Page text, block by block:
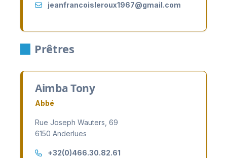
jeanfrancoisleroux1967@gmail.com
Prêtres
Aimba Tony
Abbé
Rue Joseph Wauters, 69
6150 Anderlues
+32(0)466.30.82.61